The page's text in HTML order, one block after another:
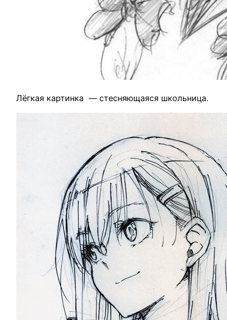
Лёгкая картинка — стесняющаяся школьница.